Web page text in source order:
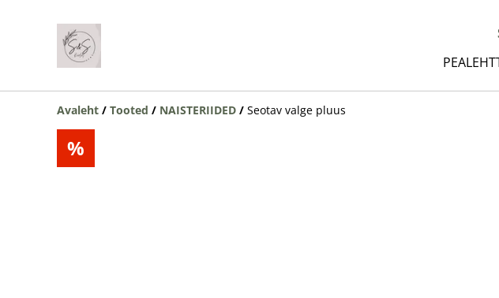
PEALEHT
Avaleht / Tooted / NAISTERIIDED / Seotav valge pluus
%